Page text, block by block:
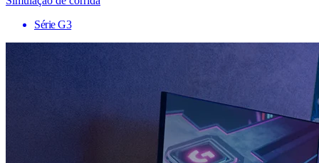
Série G3